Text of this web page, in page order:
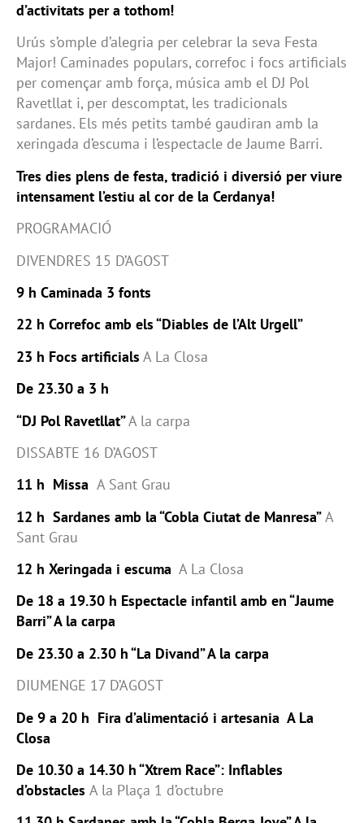
d’activitats per a tothom!
Urús s’omple d’alegria per celebrar la seva Festa
Major! Caminades populars, correfoc i focs artificials
per començar amb força, música amb el DJ Pol
Ravetllat i, per descomptat, les tradicionals
sardanes. Els més petits també gaudiran amb la
xeringada d’escuma i l’espectacle de Jaume Barri.
Tres dies plens de festa, tradició i diversió per viure
intensament l’estiu al cor de la Cerdanya!
PROGRAMACIÓ
DIVENDRES 15 D’AGOST
9 h Caminada 3 fonts
22 h Correfoc amb els “Diables de l’Alt Urgell”
23 h Focs artificials A La Closa
De 23.30 a 3 h
“DJ Pol Ravetllat”A la carpa
DISSABTE 16 D’AGOST
11 h Missa A Sant Grau
12 h Sardanes amb la “Cobla Ciutat de Manresa”A
Sant Grau
12 h Xeringada i escuma A La Closa
De 18 a 19.30 h Espectacle infantil amb en “Jaume
Barri” A la carpa
De 23.30 a 2.30 h “La Divand” A la carpa
DIUMENGE 17 D’AGOST
De 9 a 20 h Fira d’alimentació i artesania A La
Closa
De 10.30 a 14.30 h “Xtrem Race”: Inflables
d’obstacles A la Plaça 1 d’octubre